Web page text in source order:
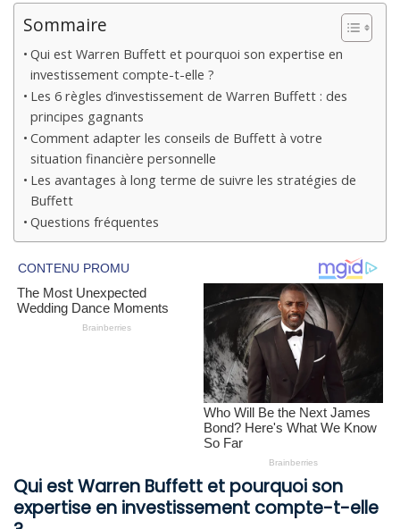
Sommaire
Qui est Warren Buffett et pourquoi son expertise en
investissement compte-t-elle ?
Les 6 règles d’investissement de Warren Buffett : des
principes gagnants
Comment adapter les conseils de Buffett à votre
situation financière personnelle
Les avantages à long terme de suivre les stratégies de
Buffett
Questions fréquentes
Qui est Warren Buffett et pourquoi son
expertise en investissement compte-t-elle